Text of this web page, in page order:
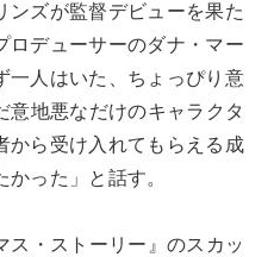
ンズが監督デビューを果た
ロデューサーのダナ・マー
一人はいた、ちょっぴり意
意地悪なだけのキャラクタ
から受け入れてもらえる成
った」と話す。
ス・ストーリー』のスカッ